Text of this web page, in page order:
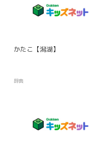
かたこ【潟湖】
辞典